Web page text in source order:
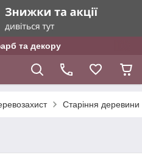
та декору
Старіння деревини